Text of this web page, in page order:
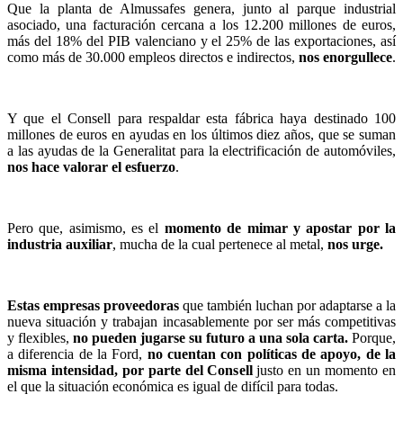
Que la planta de Almussafes genera, junto al parque industrial
asociado, una facturación cercana a los 12.200 millones de euros,
más del 18% del PIB valenciano y el 25% de las exportaciones, así
como más de 30.000 empleos directos e indirectos, nos enorgullece.
Y que el Consell para respaldar esta fábrica haya destinado 100
millones de euros en ayudas en los últimos diez años, que se suman
a las ayudas de la Generalitat para la electrificación de automóviles,
nos hace valorar el esfuerzo.
Pero que, asimismo, es el momento de mimar y apostar por la
industria auxiliar, mucha de la cual pertenece al metal, nos urge.
Estas empresas proveedoras que también luchan por adaptarse a la
nueva situación y trabajan incasablemente por ser más competitivas
y flexibles, no pueden jugarse su futuro a una sola carta. Porque,
a diferencia de la Ford, no cuentan con políticas de apoyo, de la
misma intensidad, por parte del Conselljusto en un momento en
el que la situación económica es igual de difícil para todas.